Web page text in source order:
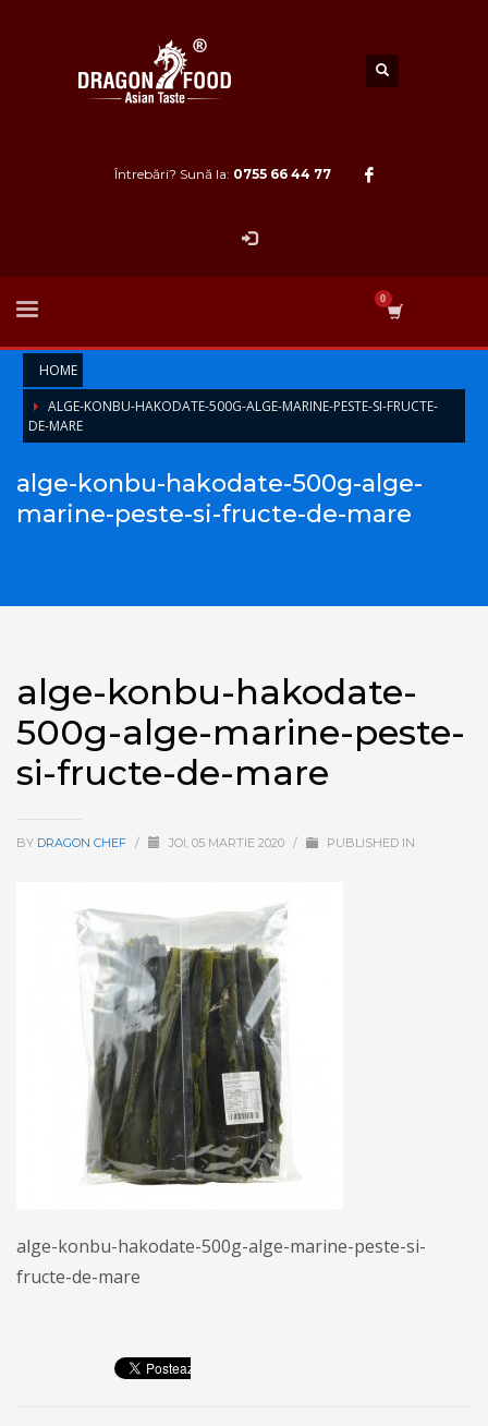
Întrebări? Sună la: 0755 66 44 77
HOME
ALGE-KONBU-HAKODATE-500G-ALGE-MARINE-PESTE-SI-FRUCTE-
DE-MARE
alge-konbu-hakodate-500g-alge-
marine-peste-si-fructe-de-mare
alge-konbu-hakodate-
500g-alge-marine-peste-
si-fructe-de-mare
BY DRAGON CHEF / JOI, 05 MARTIE 2020 / PUBLISHED IN
alge-konbu-hakodate-500g-alge-marine-peste-si-
fructe-de-mare